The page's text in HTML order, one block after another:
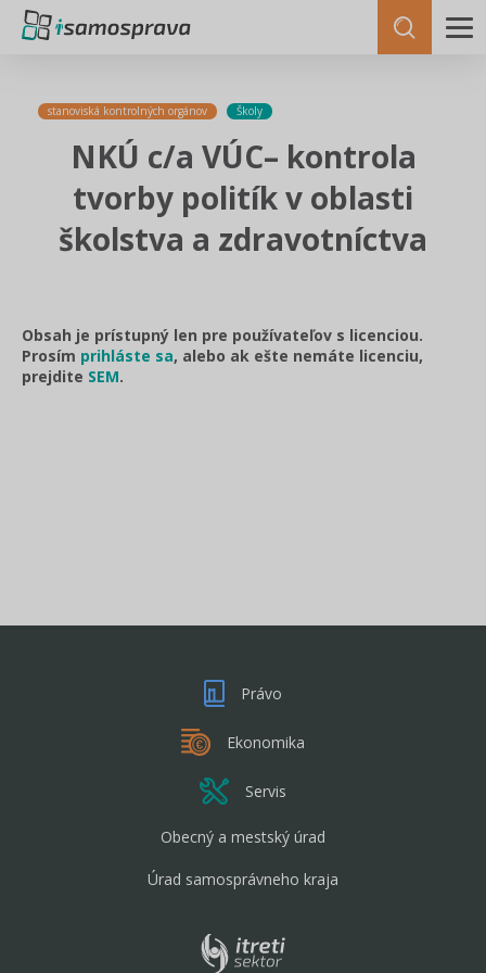
stanoviská kontrolných orgánov Školy
NKÚ c/a VÚC– kontrola
tvorby politík v oblasti
školstva a zdravotníctva
Obsah je prístupný len pre používateľov s licenciou.
Prosím prihláste sa, alebo ak ešte nemáte licenciu,
prejdite SEM.
Právo
Ekonomika
Servis
Obecný a mestský úrad
Úrad samosprávneho kraja